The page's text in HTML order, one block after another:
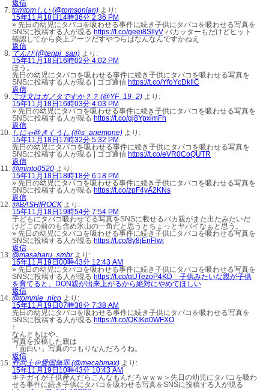
返信
tomtomしい (@tomsonian) より:
15年11月18日14時36分 2:36 PM
» 先日の幼児にタバコを吸わせる事件に続き子供にタバコを吸わせる写真を
SNSに投稿する人が現る https://t.co/geei8SllyV バカッターもだけどヒット
確認してから炎上アーツだすやつらはなんなんですかねえ
返信
てんぴ (@tenpi_san) より:
15年11月18日16時02分 4:02 PM
ほう。
先日の幼児にタバコを吸わせる事件に続き子供にタバコを吸わせる写真を
SNSに投稿する人が現る | ゴゴ通信 https://t.co/YfoYcDkIlC
返信
ご注文はガノタですか？？ (@YF_19_2) より:
15年11月18日16時03分 4:03 PM
» 先日の幼児にタバコを吸わせる事件に続き子供にタバコを吸わせる写真を
SNSに投稿する人が現る https://t.co/gj8YpxlmFh
返信
しにゃ@きくうし (@s_anemone) より:
15年11月18日17時32分 5:32 PM
先日の幼児にタバコを吸わせる事件に続き子供にタバコを吸わせる写真を
SNSに投稿する人が現る | ゴゴ通信 https://t.co/eVR0CoQUTR
返信
@minto0520 より:
15年11月18日18時18分 6:18 PM
» 先日の幼児にタバコを吸わせる事件に続き子供にタバコを吸わせる写真を
SNSに投稿する人が現る https://t.co/zpF4yA2KNs
返信
@BASHIROCK より:
15年11月18日19時54分 7:54 PM
子どもにタバコ吸わせてる写真をSNSに載せるバカ親がまた出たみたいだ
けどこの前のも含め氷山の一角だと思うとちょっとヤバイなぁと思う。
» 先日の幼児にタバコを吸わせる事件に続き子供にタバコを吸わせる写真を
SNSに投稿する人が現る https://t.co/8y8jEnFlwi
返信
@masaharu_smbr より:
15年11月19日00時43分 12:43 AM
» 先日の幼児にタバコを吸わせる事件に続き子供にタバコを吸わせる写真を
SNSに投稿する人が現る https://t.co/qUTezoP4KD 子供みたいな親が子供
を育てると、DQN親が出来上がるから絶対にやめてほしい
返信
@tommie_nico より:
15年11月19日07時38分 7:38 AM
先日の幼児にタバコを吸わせる事件に続き子供にタバコを吸わせる写真を
SNSに投稿する人が現る https://t.co/QKIKd0WFXO
↑
なんともはや。
写真を投稿した親は
「面白い」写真のつもりなんだろうね。
返信
野武士＠愛国無罪 (@mecabmax) より:
15年11月19日10時43分 10:43 AM
キチガイが子供産んだらこんなもんだろｗｗｗ＞先日の幼児にタバコを吸わ
せる事件に続き子供にタバコを吸わせる写真をSNSに投稿する人が現る